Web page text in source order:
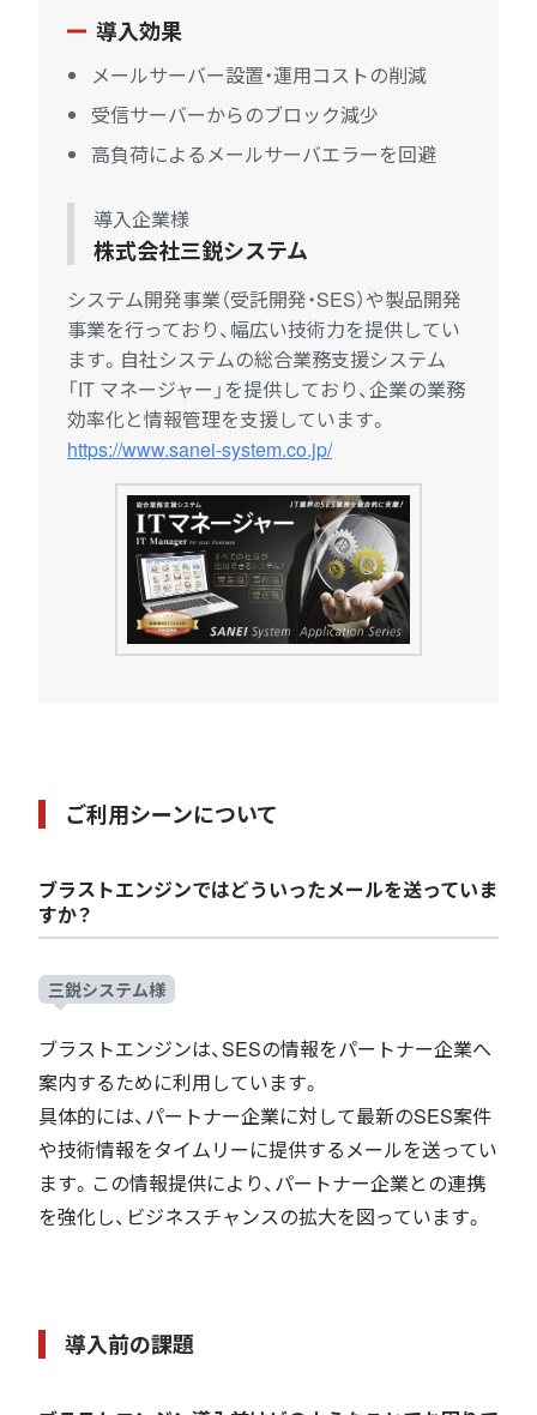
導入効果
メールサーバー設置・運用コストの削減
受信サーバーからのブロック減少
高負荷によるメールサーバエラーを回避
導入企業様
株式会社三鋭システム
システム開発事業（受託開発・SES）や製品開発
事業を行っており、幅広い技術力を提供してい
ます。自社システムの総合業務支援システム
「IT マネージャー」を提供しており、企業の業務
効率化と情報管理を支援しています。
https://www.sanei-system.co.jp/
ご利用シーンについて
ブラストエンジンではどういったメールを送っていま
すか？
三鋭システム様
ブラストエンジンは、SESの情報をパートナー企業へ
案内するために利用しています。
具体的には、パートナー企業に対して最新のSES案件
や技術情報をタイムリーに提供するメールを送ってい
ます。この情報提供により、パートナー企業との連携
を強化し、ビジネスチャンスの拡大を図っています。
導入前の課題